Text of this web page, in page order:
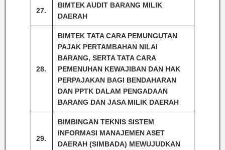
27.
BIMTEK AUDIT BARANG MILIK
DAERAH
28.
BIMTEK TATA CARA PEMUNGUTAN
PAJAK PERTAMBAHAN NILAI
BARANG, SERTA TATA CARA
PEMENUHAN KEWAJIBAN DAN HAK
PERPAJAKAN BAGI BENDAHARAN
DAN PPTK DALAM PENGADAAN
BARANG DAN JASA MILIK DAERAH
29.
BIMBINGAN TEKNIS SISTEM
INFORMASI MANAJEMEN ASET
DAERAH (SIMBADA) MEWUJUDKAN